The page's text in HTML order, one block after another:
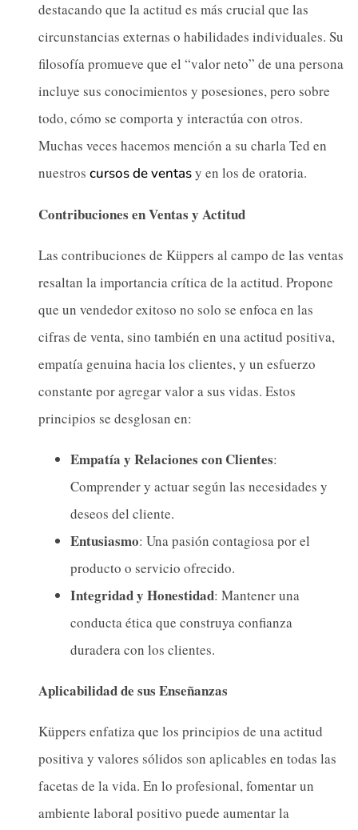
destacando que la actitud es más crucial que las
circunstancias externas o habilidades individuales. Su
filosofía promueve que el “valor neto” de una persona
incluye sus conocimientos y posesiones, pero sobre
todo, cómo se comporta y interactúa con otros.
Muchas veces hacemos mención a su charla Ted en
nuestros cursos de ventasy en los de oratoria.
Contribuciones en Ventas y Actitud
Las contribuciones de Küppers al campo de las ventas
resaltan la importancia crítica de la actitud. Propone
que un vendedor exitoso no solo se enfoca en las
cifras de venta, sino también en una actitud positiva,
empatía genuina hacia los clientes, y un esfuerzo
constante por agregar valor a sus vidas. Estos
principios se desglosan en:
Empatía y Relaciones con Clientes:
Comprender y actuar según las necesidades y
deseos del cliente.
Entusiasmo: Una pasión contagiosa por el
producto o servicio ofrecido.
Integridad y Honestidad: Mantener una
conducta ética que construya confianza
duradera con los clientes.
Aplicabilidad de sus Enseñanzas
Küppers enfatiza que los principios de una actitud
positiva y valores sólidos son aplicables en todas las
facetas de la vida. En lo profesional, fomentar un
ambiente laboral positivo puede aumentar la